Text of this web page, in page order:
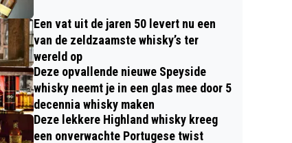
Een vat uit de jaren 50 levert nu een
van de zeldzaamste whisky’s ter
wereld op
Deze opvallende nieuwe Speyside
whisky neemt je in een glas mee door 5
decennia whisky maken
Deze lekkere Highland whisky kreeg
een onverwachte Portugese twist